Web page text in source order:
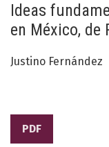
Ideas
en México, de
Justino Fernández
PDF